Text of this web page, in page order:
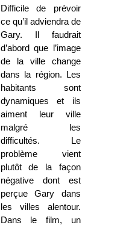
Difficile de prévoir
ce qu’il adviendra de
Gary. Il faudrait
d’abord que l’image
de la ville change
dans la région. Les
habitants sont
dynamiques et ils
aiment leur ville
malgré les
difficultés. Le
problème vient
plutôt de la façon
négative dont est
perçue Gary dans
les villes alentour.
Dans le film, un